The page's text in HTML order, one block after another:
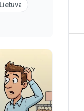
Lietuva